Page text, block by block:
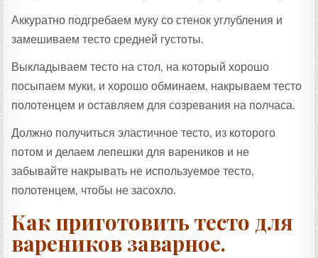
Аккуратно подгребаем муку со стенок углубления и
замешиваем тесто средней густоты.
Выкладываем тесто на стол, на который хорошо
посыпаем муки, и хорошо обминаем, накрываем тесто
полотенцем и оставляем для созревания на полчаса.
Должно получиться эластичное тесто, из которого
потом и делаем лепешки для вареников и не
забывайте накрывать не используемое тесто,
полотенцем, чтобы не засохло.
Как приготовить тесто для
вареников заварное.